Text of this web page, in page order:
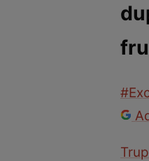
Vedete internaționale